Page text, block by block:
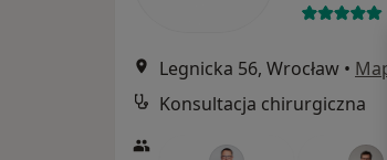
Legnicka 56, Wrocław •
Konsultacja chirurgiczna